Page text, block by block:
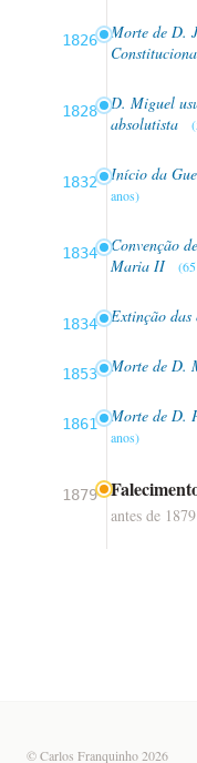
1826
Morte de D.
1828
D. Miguel
absolutista
1832 Início da
anos)
1834
Convenção
Maria II
1834 Extinção das
1853 Morte de D.
1861 Morte de D.
anos)
1879
antes de 1879
© Carlos Franquinho 2026